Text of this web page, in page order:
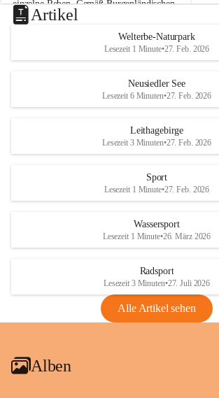
u
s
d
S
einzelne Reben. Gemäß Burgenländischen
Weinbaugesetz sind nicht gepflegte oder
unzulässige Weingärten zu roden! Bitte
helfen wir zusammen um unsere Winzer
vor den prognostizierten Ernteausfällen
und den daraus folgenden wirtschaftlichen
Maßnahmen zur Bekämpfung
Rebe und der Amerikanischen
Anhang VBl. EU Nr. 18
1 Seite•1,4 MB
VBl. EU Nr. 18_2026
u
e
d
r
S
Artikel
Welterbe-Naturpark
Lesezeit 1 Minute•27. Feb. 2026
Neusiedler See
Lesezeit 6 Minuten•27. Feb. 2026
Leithagebirge
Lesezeit 3 Minuten•27. Feb. 2026
Sport
Lesezeit 1 Minute•27. Feb. 2026
Wassersport
Lesezeit 1 Minute•26. März 2026
Radsport
Lesezeit 3 Minuten•27. Juli 2026
Alle Artikel sehen
Alben